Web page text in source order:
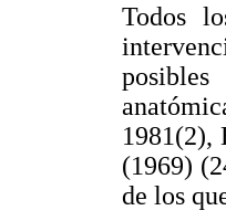
Todos
1981(2),
(1969)
de los